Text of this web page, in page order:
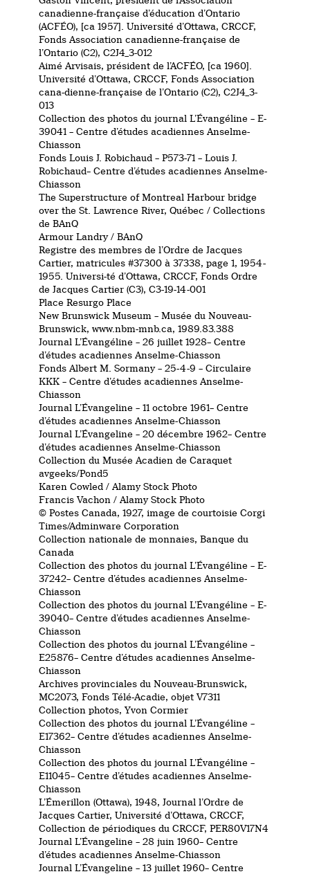
canadienne-française d’éducation d’Ontario
(ACFÉO), [ca 1957]. Université d’Ottawa, CRCCF,
Fonds Association canadienne-française de
l’Ontario (C2), C2J4_3-012
Aimé Arvisais, président de l’ACFÉO, [ca 1960].
Université d’Ottawa, CRCCF, Fonds Association
cana-dienne-française de l’Ontario (C2), C2J4_3-
013
Collection des photos du journal L’Évangéline – E-
39041 – Centre d’études acadiennes Anselme-
Chiasson
Fonds Louis J. Robichaud – P573-71 – Louis J.
Robichaud– Centre d’études acadiennes Anselme-
Chiasson
The Superstructure of Montreal Harbour bridge
over the St. Lawrence River, Québec / Collections
de BAnQ
Armour Landry / BAnQ
Registre des membres de l’Ordre de Jacques
Cartier, matricules #37300 à 37338, page 1, 1954-
1955. Universi-té d’Ottawa, CRCCF, Fonds Ordre
de Jacques Cartier (C3), C3-19-14-001
Place Resurgo Place
New Brunswick Museum – Musée du Nouveau-
Brunswick, www.nbm-mnb.ca, 1989.83.388
Journal L’Évangéline – 26 juillet 1928– Centre
d’études acadiennes Anselme-Chiasson
Fonds Albert M. Sormany – 25-4-9 – Circulaire
KKK – Centre d’études acadiennes Anselme-
Chiasson
Journal L’Évangeline – 11 octobre 1961– Centre
d’études acadiennes Anselme-Chiasson
Journal L’Évangeline – 20 décembre 1962– Centre
d’études acadiennes Anselme-Chiasson
Collection du Musée Acadien de Caraquet
avgeeks/Pond5
Karen Cowled / Alamy Stock Photo
Francis Vachon / Alamy Stock Photo
© Postes Canada, 1927, image de courtoisie Corgi
Times/Adminware Corporation
Collection nationale de monnaies, Banque du
Canada
Collection des photos du journal L’Évangéline – E-
37242– Centre d’études acadiennes Anselme-
Chiasson
Collection des photos du journal L’Évangéline – E-
39040– Centre d’études acadiennes Anselme-
Chiasson
Collection des photos du journal L’Évangéline –
E25876– Centre d’études acadiennes Anselme-
Chiasson
Archives provinciales du Nouveau-Brunswick,
MC2073, Fonds Télé-Acadie, objet V7311
Collection photos, Yvon Cormier
Collection des photos du journal L’Évangéline –
E17362– Centre d’études acadiennes Anselme-
Chiasson
Collection des photos du journal L’Évangéline –
E11045– Centre d’études acadiennes Anselme-
Chiasson
L’Émerillon (Ottawa), 1948, Journal l’Ordre de
Jacques Cartier, Université d’Ottawa, CRCCF,
Collection de périodiques du CRCCF, PER80V17N4
Journal L’Évangeline – 28 juin 1960– Centre
d’études acadiennes Anselme-Chiasson
Journal L’Évangeline – 13 juillet 1960– Centre